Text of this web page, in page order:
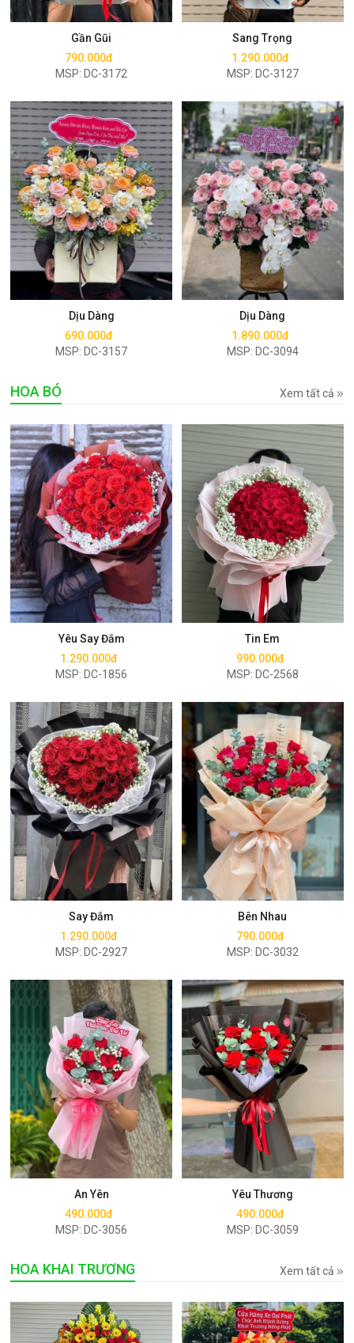
Gần Gũi
790.000đ
MSP: DC-3172
Mua ngay
Sang Trọng
1.290.000đ
MSP: DC-3127
Mua ngay
Dịu Dàng
690.000đ
MSP: DC-3157
Mua ngay
Dịu Dàng
1.890.000đ
MSP: DC-3094
Mua ngay
HOA BÓ Xem tất cả
Yêu Say Đắm
1.290.000đ
MSP: DC-1856
Mua ngay
Tin Em
990.000đ
MSP: DC-2568
Mua ngay
Say Đắm
1.290.000đ
MSP: DC-2927
Mua ngay
Bên Nhau
790.000đ
MSP: DC-3032
Mua ngay
An Yên
490.000đ
MSP: DC-3056
Mua ngay
Yêu Thương
490.000đ
MSP: DC-3059
Mua ngay
HOA KHAI TRƯƠNG Xem tất cả